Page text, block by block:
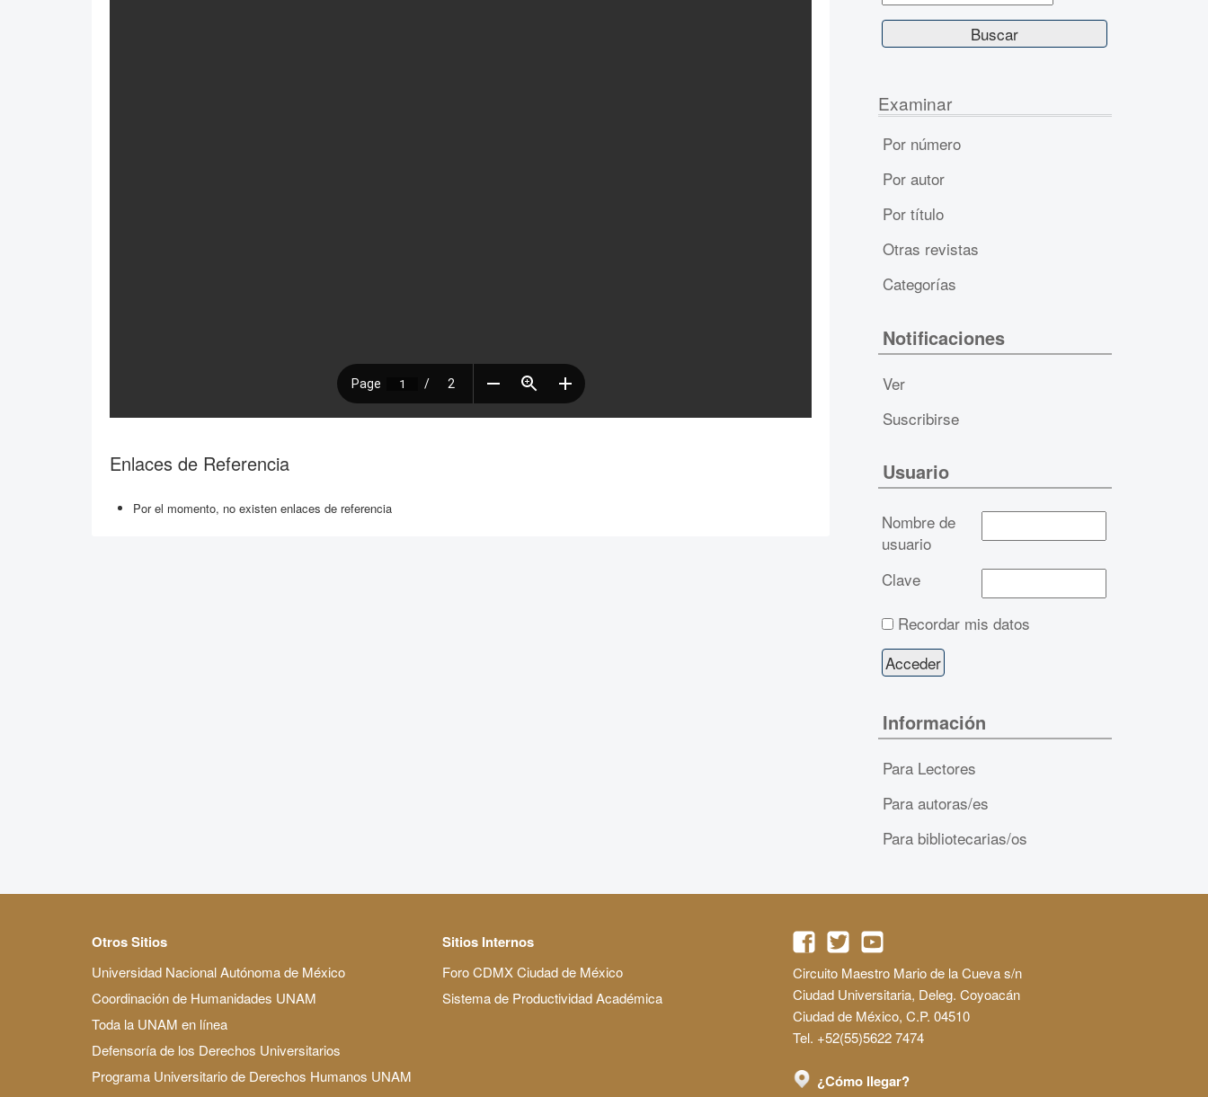
Enlaces de Referencia
Por el momento, no existen enlaces de referencia
Examinar
Por número
Por autor
Por título
Otras revistas
Categorías
Notificaciones
Ver
Suscribirse
Usuario
Nombre de
usuario
Clave
Recordar mis datos
Información
Para Lectores
Para autoras/es
Para bibliotecarias/os
Otros Sitios
Universidad Nacional Autónoma de México
Coordinación de Humanidades UNAM
Toda la UNAM en línea
Defensoría de los Derechos Universitarios
Programa Universitario de Derechos Humanos UNAM
Sitios Internos
Foro CDMX Ciudad de México
Sistema de Productividad Académica
Circuito Maestro Mario de la Cueva s/n
Ciudad Universitaria, Deleg. Coyoacán
Ciudad de México, C.P. 04510
Tel. +52(55)5622 7474
¿Cómo llegar?